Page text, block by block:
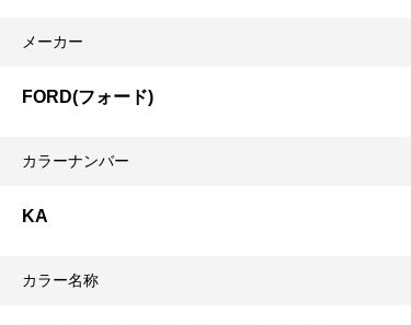
メーカー
FORD(フォード)
カラーナンバー
KA
カラー名称